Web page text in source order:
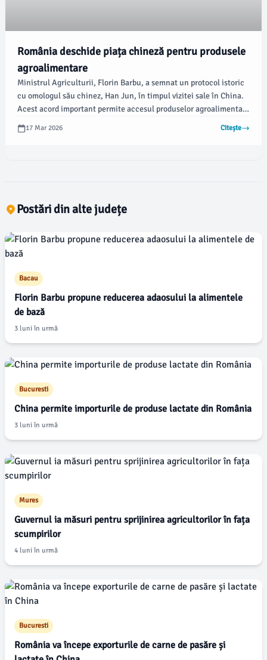
România deschide piața chineză pentru produsele
agroalimentare
Ministrul Agriculturii, Florin Barbu, a semnat un protocol istoric
cu omologul său chinez, Han Jun, în timpul vizitei sale în China.
Acest acord important permite accesul produselor agroalimentare
românești pe o piață vastă, formată din 1,4 miliarde de
consumatori, așa cum informează newsbv.ro.
17 Mar 2026 Citește
Postări din alte județe
Bacau
Florin Barbu propune reducerea adaosului la alimentele
de bază
3 luni în urmă
Bucuresti
China permite importurile de produse lactate din România
3 luni în urmă
Mures
Guvernul ia măsuri pentru sprijinirea agricultorilor în fața
scumpirilor
4 luni în urmă
Bucuresti
România va începe exporturile de carne de pasăre și